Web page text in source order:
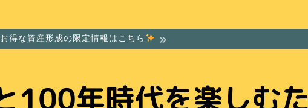
お得な資産形成の限定情報はこちら